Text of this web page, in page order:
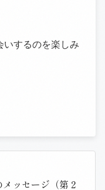
するのを楽しみ
ッセージ（第２